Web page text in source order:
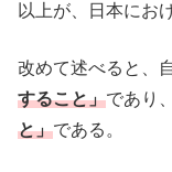
以上が、日本にお
改めて述べると、
すること」であり、
と」である。